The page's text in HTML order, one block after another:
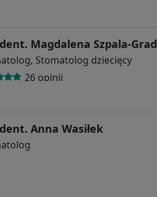
Magdalena Szpala-Grad
Stomatolog dziecięcy
26 opinii
Anna Wasiłek